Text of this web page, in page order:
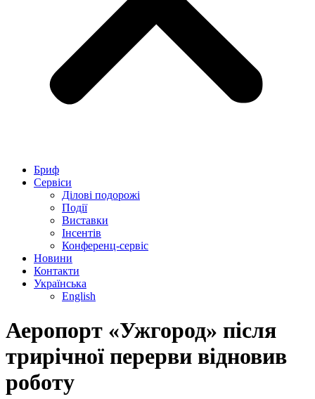
Бриф
Сервіси
Ділові подорожі
Події
Виставки
Інсентів
Конференц-сервіс
Новини
Контакти
Українська
English
Аеропорт «Ужгород» після
трирічної перерви відновив
роботу